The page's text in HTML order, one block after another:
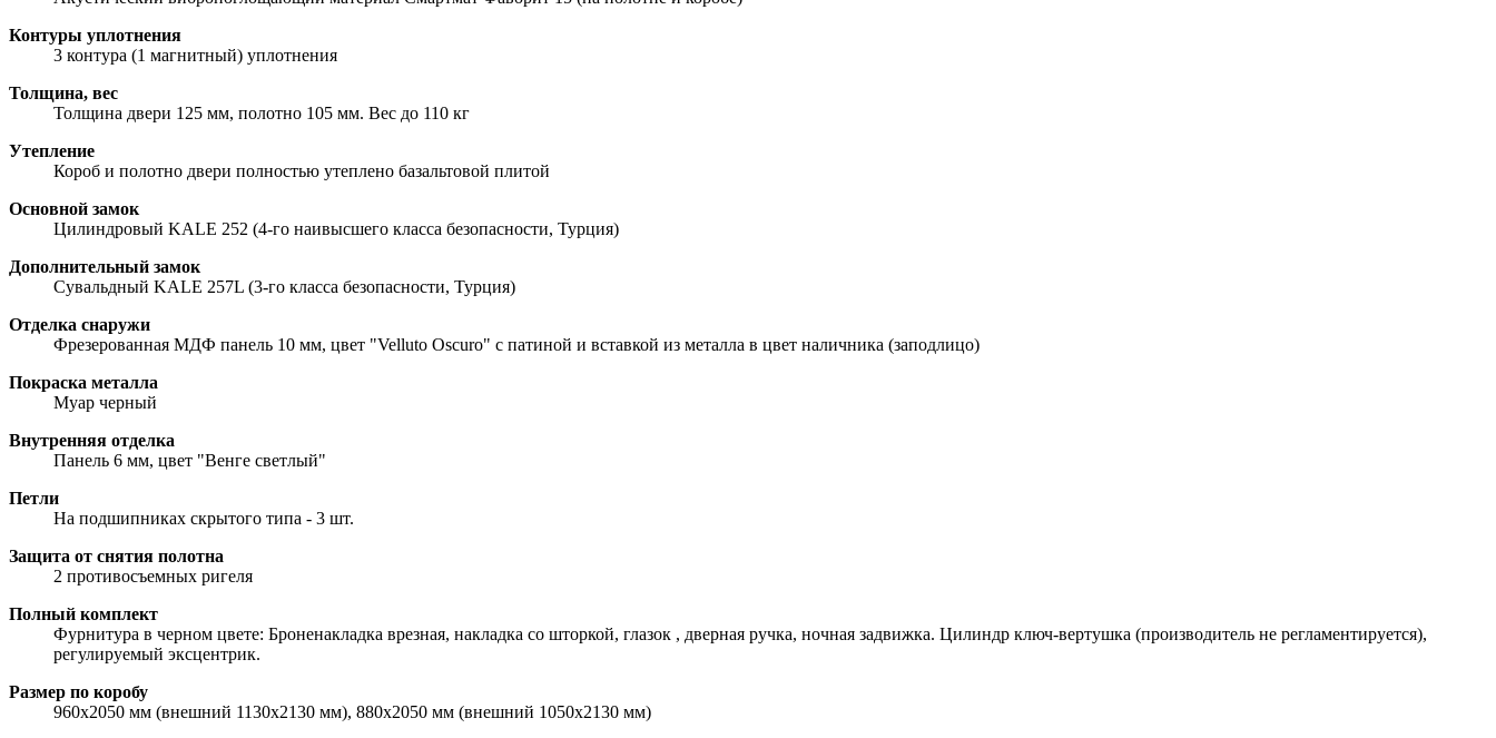
Контуры уплотнения
3 контура (1 магнитный) уплотнения
Толщина, вес
Толщина двери 125 мм, полотно 105 мм. Вес до 110 кг
Утепление
Короб и полотно двери полностью утеплено базальтовой плитой
Основной замок
Цилиндровый KALE 252 (4-го наивысшего класса безопасности, Турция)
Дополнительный замок
Сувальдный KALE 257L (3-го класса безопасности, Турция)
Отделка снаружи
Фрезерованная МДФ панель 10 мм, цвет "Velluto Oscuro" с патиной и вставкой из металла в цвет наличника (заподлицо)
Покраска металла
Муар черный
Внутренняя отделка
Панель 6 мм, цвет "Венге светлый"
Петли
На подшипниках скрытого типа - 3 шт.
Защита от снятия полотна
2 противосъемных ригеля
Полный комплект
Фурнитура в черном цвете: Броненакладка врезная, накладка со шторкой, глазок , дверная ручка, ночная задвижка. Цилиндр ключ-вертушка (производитель не регламентируется),
регулируемый эксцентрик.
Размер по коробу
960х2050 мм (внешний 1130х2130 мм), 880х2050 мм (внешний 1050х2130 мм)